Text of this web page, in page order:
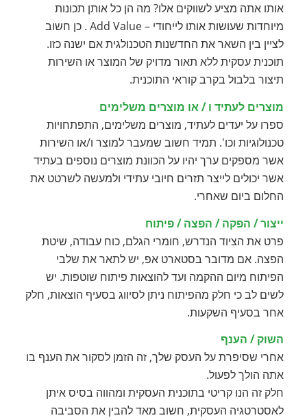
אותו אתה מציע לשווקים אלו? מה הן כל אותן תכונות
מיוחדות שעושות אותו לייחודי – Add Value . כן חשוב
לציין בין השאר את החדשנות הטכנולגית אם ישנה כזו.
תוכנית עסקית ללא תאור מדויק של המוצר או השירות
תיצור בלבול בקרב קוראי התוכנית.
מוצרים לעתיד ו / או מוצרים משלימים
ספרו על יעדים לעתיד, מוצרים משלימים, התפתחויות
טכנולוגיות וכו'. תמיד חשוב שמעבר למוצר ו/או השירות
אשר מספקים ערך יהיו על הכוונת מוצרים נוספים בעתיד
אשר יכולים לייצר תזרים חיובי עתידי ולמעשה לשרטט את
החלום ביום שאחרי.
ייצור / הפקה / הפצה / פיתוח
פרט את הציוד הנדרש, חומרי הגלם, כוח עבודה, שיטת
הפצה. אם מדובר בסטארט אפ, יש לתאר את שלבי
הפיתוח מיום ההקמה ועד להוצאות פיתוח שוטפות. יש
לשים לב כי חלק מהפיתוח ניתן לסיווג בסעיף הוצאות, חלק
אחר בסעיף השקעות.
השוק / הענף
אחרי שסיפרת על העסק שלך, זה הזמן לסקור את הענף בו
אתה הולך לפעול.
חלק זה הנו קריטי בתוכנית העסקית ומהווה בסיס איתן
לאסטרטגיה העסקית, חשוב מאד להבין את הסביבה